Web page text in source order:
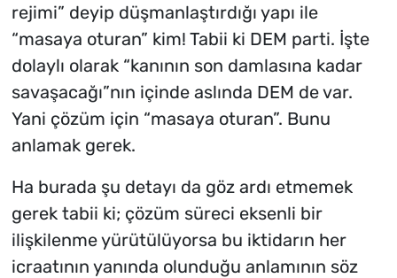
rejimi” deyip düşmanlaştırdığı yapı ile
“masaya oturan” kim! Tabii ki DEM parti. İşte
dolaylı olarak “kanının son damlasına kadar
savaşacağı”nın içinde aslında DEM de var.
Yani çözüm için “masaya oturan”. Bunu
anlamak gerek.
Ha burada şu detayı da göz ardı etmemek
gerek tabii ki; çözüm süreci eksenli bir
ilişkilenme yürütülüyorsa bu iktidarın her
icraatının yanında olunduğu anlamının söz